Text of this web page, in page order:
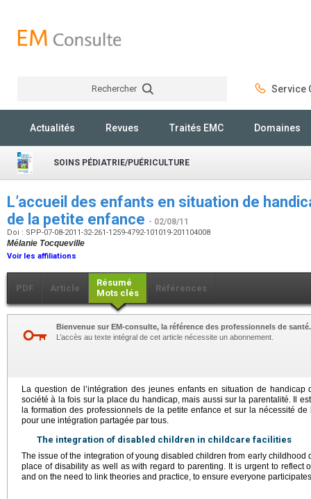
Rechercher Service
Actualités Revues Traités EMC Domaines
SOINS PÉDIATRIE/PUÉRICULTURE
L’accueil des enfants en situation de
de la petite enfance - 02/08/11
Doi : SPP-07-08-2011-32-261-1259-4792-101019-201104008
Mélanie Tocqueville
Voir les affiliations
PDF Article
Résumé
Mots clés
Références
Bienvenue sur EM-consulte, la référence des professionnels de santé.
L’accès au texte intégral de cet article nécessite un abonnement.
La question de l’intégration des jeunes enfants en situation de
société à la fois sur la place du handicap, mais aussi sur la parentalité. Il
la formation des professionnels de la petite enfance et sur la nécessité de
pour une intégration partagée par tous.
The integration of disabled children in childcare facilities
The issue of the integration of young disabled children from early childhood
place of disability as well as with regard to parenting. It is urgent to reflect
and on the need to link theories and practice, to ensure everyone